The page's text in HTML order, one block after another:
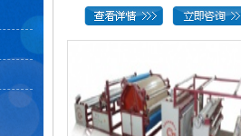
速..